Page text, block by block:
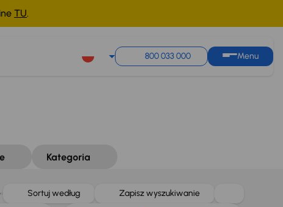
TU.
800 033 000 Menu
Kategoria
Sortuj według Zapisz wyszukiwanie
Taniej o 1 000 zł